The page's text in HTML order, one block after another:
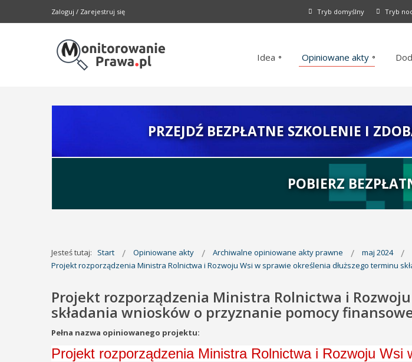
Zaloguj / Zarejestruj się Tryb domyślny Tryb
Idea Opiniowane akty
PRZEJDŹ BEZPŁATNE SZKOLENIE I
POBIERZ
Jesteś tutaj: Start Opiniowane akty Archiwalne opiniowane akty prawne
maj 2024
Projekt rozporządzenia Ministra Rolnictwa i Rozwoju Wsi w sprawie określenia dłuższego terminu
Projekt rozporządzenia Ministra Rolnictwa i
składania wniosków o przyznanie pomocy
Pełna nazwa opiniowanego projektu:
Projekt rozporządzenia Ministra Rolnictwa i Rozwoju Wsi